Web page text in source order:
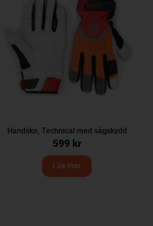
Handske, Technical med sågskydd
599 kr
Läs mer